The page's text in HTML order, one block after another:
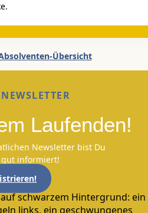
Übersicht
Laufenden!
Newsletter bist Du
informiert!